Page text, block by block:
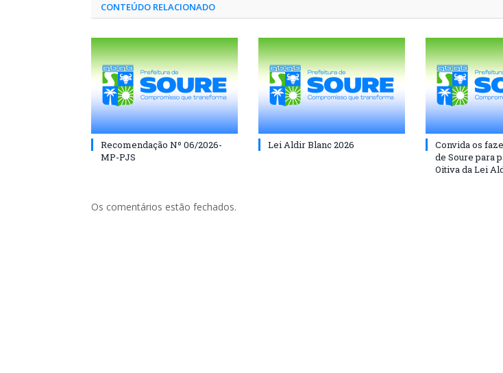
CONTEÚDO RELACIONADO
Recomendação Nº 06/2026-
MP-PJS
Lei Aldir Blanc 2026
Convida os
de Soure para
Oitiva da Lei
Os comentários estão fechados.